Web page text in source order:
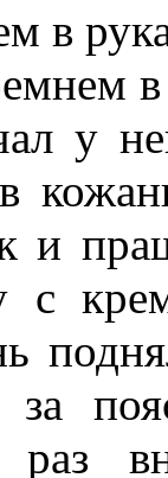
в
у
и
с
за